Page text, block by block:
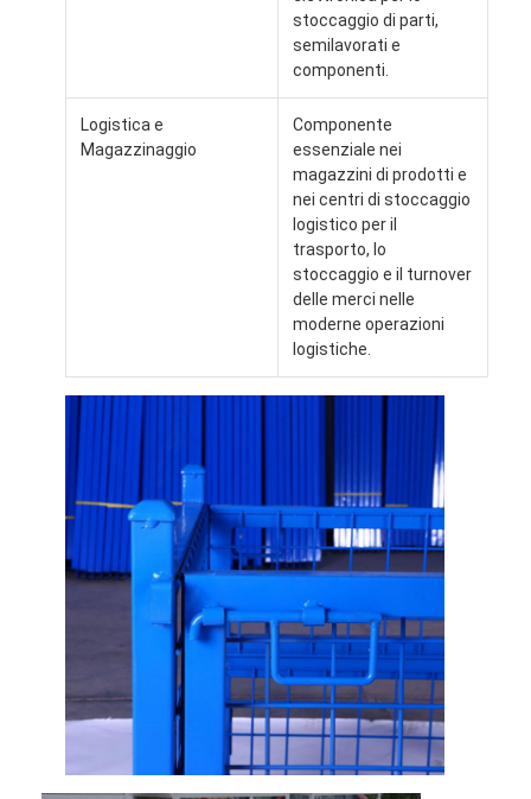
Casa.
Video
Chi Siamo
Visita alla fabbrica
Controllo della qualità
stoccaggio di parti,
semilavorati e
componenti.
Logistica e
Magazzinaggio
Componente
essenziale nei
magazzini di prodotti e
nei centri di stoccaggio
logistico per il
trasporto, lo
stoccaggio e il turnover
delle merci nelle
moderne operazioni
logistiche.